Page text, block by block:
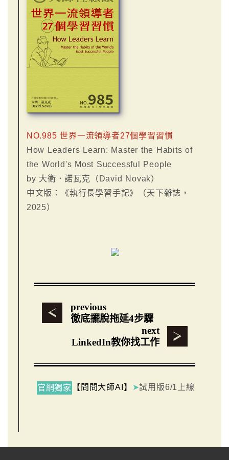
NO.985 世界一流領導者27個學習習慣
How Leaders Learn: Master the Habits of
the World's Most Successful People
by 大衛．諾瓦克（David Novak）
中文版：《執行長學習手記》（天下雜誌，
2025）
previous
徹底擺脫拖延4步驟
next
LinkedIn教你找工作
官網獨家 【問問大師AI】 ➤試用版6/1上線